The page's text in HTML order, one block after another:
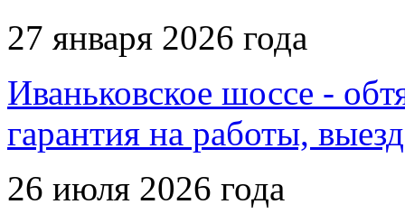
27 января 2026 года
Иваньковское шоссе -
гарантия на работы,
26 июля 2026 года